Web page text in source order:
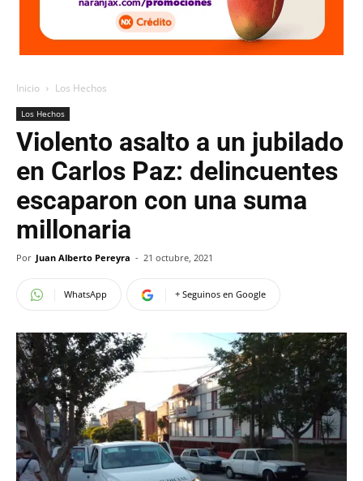
Inicio Los Hechos
Los Hechos
Violento asalto a un jubilado
en Carlos Paz: delincuentes
escaparon con una suma
millonaria
Por Juan Alberto Pereyra - 21 octubre, 2021
WhatsApp + Seguinos en Google